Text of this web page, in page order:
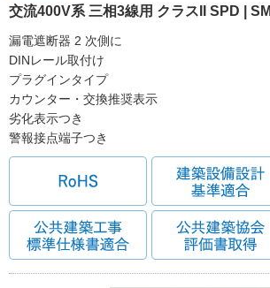
交流400V系 三相3線用 クラスII SPD |
漏電遮断器 2 次側に
DINレール取付け
プラグインタイプ
カウンター・交換推奨表示
劣化表示つき
警報接点端子つき